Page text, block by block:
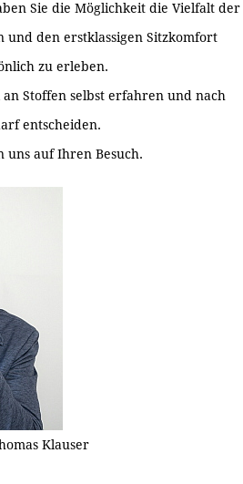
Sie die Möglichkeit die Vielfalt der
und den erstklassigen Sitzkomfort
zu erleben.
Stoffen selbst erfahren und nach
entscheiden.
uns auf Ihren Besuch.
Klauser